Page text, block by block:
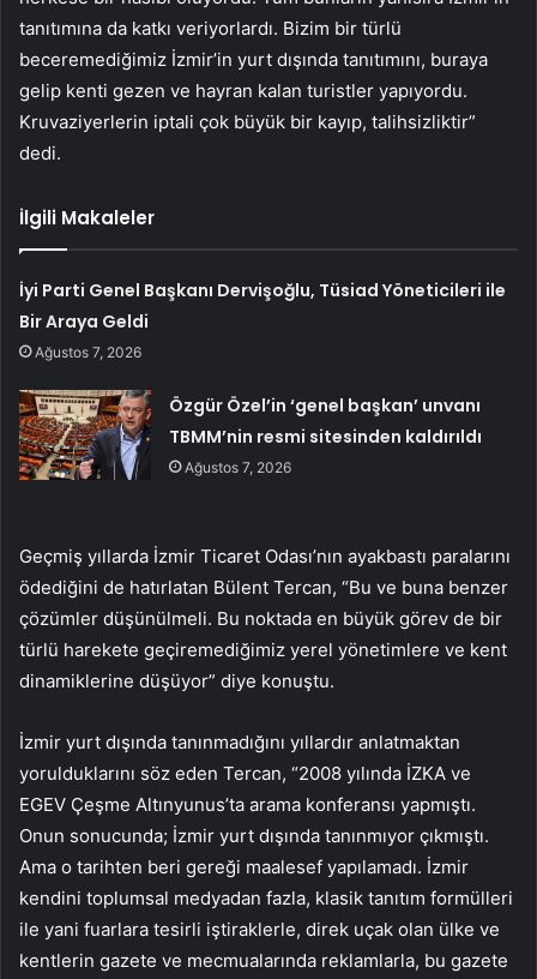
tanıtımına da katkı veriyorlardı. Bizim bir türlü
beceremediğimiz İzmir’in yurt dışında tanıtımını, buraya
gelip kenti gezen ve hayran kalan turistler yapıyordu.
Kruvaziyerlerin iptali çok büyük bir kayıp, talihsizliktir”
dedi.
İlgili Makaleler
İyi Parti Genel Başkanı Dervişoğlu, Tüsiad Yöneticileri ile
Bir Araya Geldi
Ağustos 7, 2026
Özgür Özel’in ‘genel başkan’ unvanı
TBMM’nin resmi sitesinden kaldırıldı
Ağustos 7, 2026
Geçmiş yıllarda İzmir Ticaret Odası’nın ayakbastı paralarını
ödediğini de hatırlatan Bülent Tercan, “Bu ve buna benzer
çözümler düşünülmeli. Bu noktada en büyük görev de bir
türlü harekete geçiremediğimiz yerel yönetimlere ve kent
dinamiklerine düşüyor” diye konuştu.
İzmir yurt dışında tanınmadığını yıllardır anlatmaktan
yorulduklarını söz eden Tercan, “2008 yılında İZKA ve
EGEV Çeşme Altınyunus’ta arama konferansı yapmıştı.
Onun sonucunda; İzmir yurt dışında tanınmıyor çıkmıştı.
Ama o tarihten beri gereği maalesef yapılamadı. İzmir
kendini toplumsal medyadan fazla, klasik tanıtım formülleri
ile yani fuarlara tesirli iştiraklerle, direk uçak olan ülke ve
kentlerin gazete ve mecmualarında reklamlarla, bu gazete